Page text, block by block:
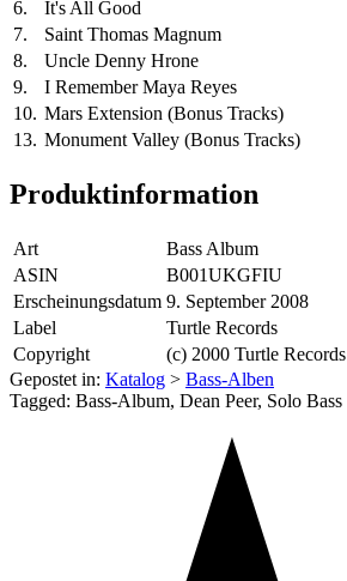
6.
It's All Good
7.
Saint Thomas Magnum
8.
Uncle Denny Hrone
9.
I Remember Maya Reyes
10. Mars Extension (Bonus Tracks)
13. Monument Valley (Bonus Tracks)
Produktinformation
Art
Bass Album
ASIN
B001UKGFIU
Erscheinungsdatum 9. September 2008
Label
Turtle Records
Copyright
(c) 2000 Turtle Records
Gepostet in: Katalog > Bass-Alben
Tagged: Bass-Album, Dean Peer, Solo Bass